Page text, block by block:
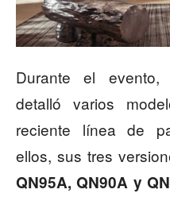
Durante el evento,
detalló varios
reciente línea de
ellos, sus tres
QN95A, QN90A y